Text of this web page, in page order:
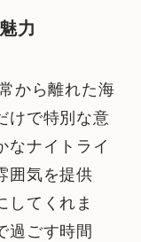
力
から離れた海
けで特別な意
なナイトライ
囲気を提供
してくれま
過ごす時間